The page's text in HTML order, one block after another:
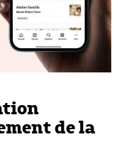
de la